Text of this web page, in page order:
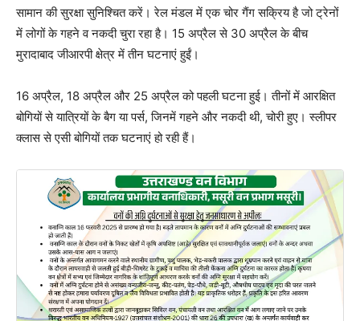
सामान की सुरक्षा सुनिश्चित करें। रेल मंडल में एक चोर गैंग सक्रिय है जो ट्रेनों
में लोगों के गहने व नकदी चुरा रहा है। 15 अप्रैल से 30 अप्रैल के बीच
मुरादाबाद जीआरपी क्षेत्र में तीन घटनाएं हुईं।
16 अप्रैल, 18 अप्रैल और 25 अप्रैल को पहली घटना हुई। तीनों में आरक्षित
बोगियों से यात्रियों के बैग या पर्स, जिनमें गहने और नकदी थी, चोरी हुए। स्लीपर
क्लास से एसी बोगियों तक घटनाएं हो रही हैं।